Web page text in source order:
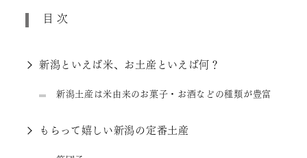
目次
新潟といえば米、お土産といえば何？
新潟土産は米由来のお菓子・お酒などの種類が豊富
もらって嬉しい新潟の定番土産